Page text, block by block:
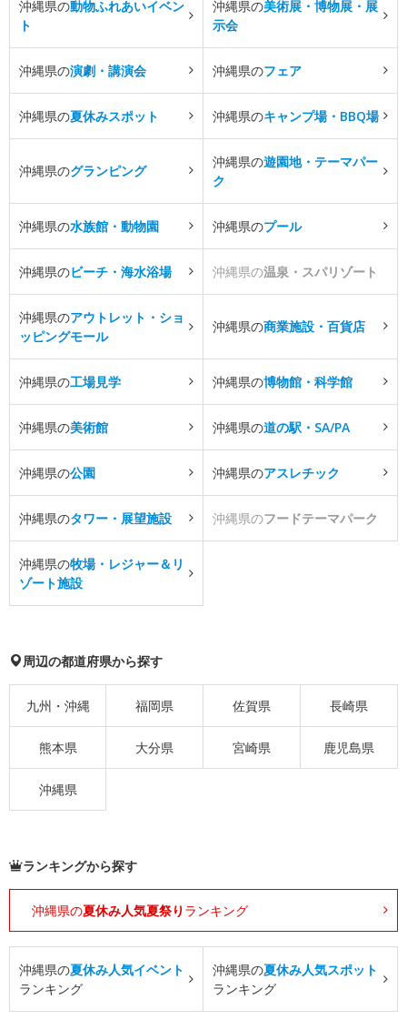
沖縄県の動物ふれあいイベン
ト
沖縄県の美術展・博物展・展
示会
沖縄県の演劇・講演会 沖縄県のフェア
沖縄県の夏休みスポット 沖縄県のキャンプ場・BBQ場
沖縄県のグランピング
沖縄県の遊園地・テーマパー
ク
沖縄県の水族館・動物園 沖縄県のプール
沖縄県のビーチ・海水浴場 沖縄県の温泉・スパリゾート
沖縄県のアウトレット・ショ
ッピングモール
沖縄県の商業施設・百貨店
沖縄県の工場見学 沖縄県の博物館・科学館
沖縄県の美術館 沖縄県の道の駅・SA/PA
沖縄県の公園 沖縄県のアスレチック
沖縄県のタワー・展望施設 沖縄県のフードテーマパーク
沖縄県の牧場・レジャー＆リ
ゾート施設
周辺の都道府県から探す
九州・沖縄 福岡県 佐賀県 長崎県
熊本県 大分県 宮崎県 鹿児島県
沖縄県
ランキングから探す
沖縄県の夏休み人気夏祭り ランキング
沖縄県の夏休み人気イベント
ランキング
沖縄県の夏休み人気スポット
ランキング